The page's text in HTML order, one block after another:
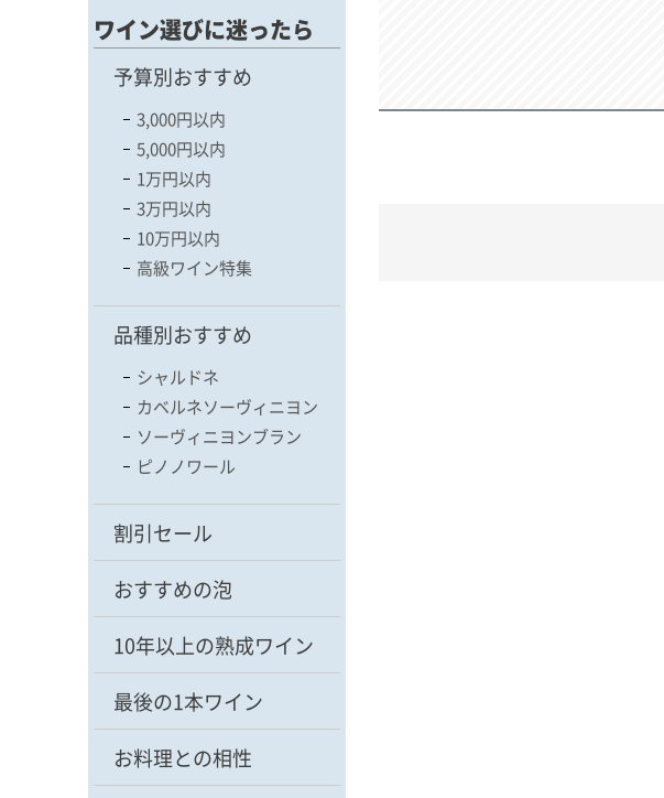
ワイン選びに迷ったら
予算別おすすめ
3,000円以内
5,000円以内
1万円以内
3万円以内
10万円以内
高級ワイン特集
品種別おすすめ
シャルドネ
カベルネソーヴィニヨン
ソーヴィニヨンブラン
ピノノワール
割引セール
おすすめの泡
10年以上の熟成ワイン
最後の1本ワイン
お料理との相性